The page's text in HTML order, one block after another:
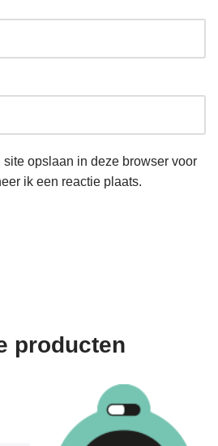
site opslaan in deze browser voor
ik een reactie plaats.
producten